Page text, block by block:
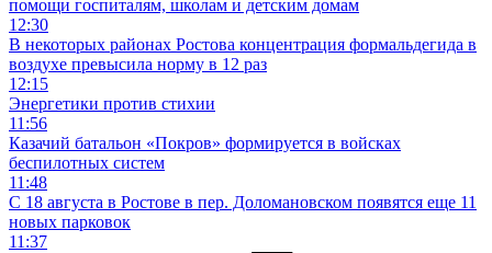
помощи госпиталям, школам и детским домам
12:30
В некоторых районах Ростова концентрация формальдегида в
воздухе превысила норму в 12 раз
12:15
Энергетики против стихии
11:56
Казачий батальон «Покров» формируется в войсках
беспилотных систем
11:48
С 18 августа в Ростове в пер. Доломановском появятся еще 11
новых парковок
11:37